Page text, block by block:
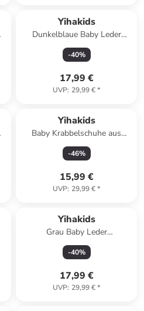
Yihakids
Dunkelblaue Baby Leder
Krabbelschuhe, mit
rutschfester Sohle – Fuchs-
-40%
17,99 €
UVP: 29,99 €*
Yihakids
Baby Krabbelschuhe aus
Leder, weiche Lauflernschuhe
mit rutschfester Sohle
-46%
15,99 €
UVP: 29,99 €*
Yihakids
Grau Baby Leder
Krabbelschuhe, mit
rutschfester Sohle –
-40%
17,99 €
UVP: 29,99 €*